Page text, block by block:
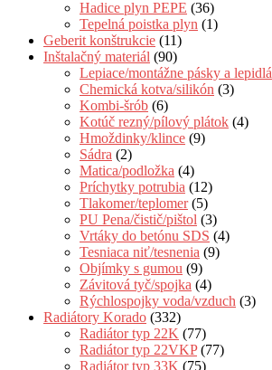
Hadice plyn PEPE (36)
Tepelná poistka plyn (1)
Geberit konštrukcie (11)
Inštalačný materiál (90)
Lepiace/montážne pásky a lepidlá
Chemická kotva/silikón (3)
Kombi-šrób (6)
Kotúč rezný/pílový plátok (4)
Hmoždinky/klince (9)
Sádra (2)
Matica/podložka (4)
Príchytky potrubia (12)
Tlakomer/teplomer (5)
PU Pena/čistič/pištol (3)
Vrtáky do betónu SDS (4)
Tesniaca niť/tesnenia (9)
Objímky s gumou (9)
Závitová tyč/spojka (4)
Rýchlospojky voda/vzduch (3)
Radiátory Korado (332)
Radiátor typ 22K (77)
Radiátor typ 22VKP (77)
Radiátor typ 33K (75)